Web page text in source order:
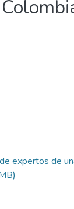
expertos de